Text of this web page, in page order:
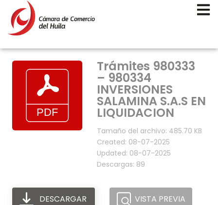
Trámites 980333
– 980334
INVERSIONES
SALAMINA S.A.S EN
LIQUIDACION
Tamaño del archivo: 485.70 KB
Created: 08-07-2025
Updated: 08-07-2025
Descargas: 89
DESCARGAR VISTA PREVIA